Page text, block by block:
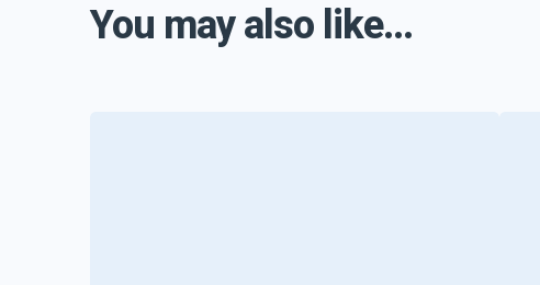
You may also like...